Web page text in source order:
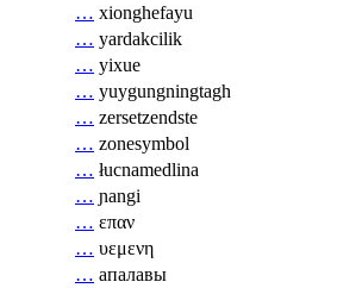
… xionghefayu
… yardakcilik
… yixue
… yuygungningtagh
… zersetzendste
… zonesymbol
… łucnamedlina
… ɲangi
… επαν
… υεμενη
… апалавы